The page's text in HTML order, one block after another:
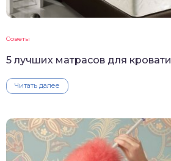
Советы
5 лучших матрасов для кровати
Читать далее